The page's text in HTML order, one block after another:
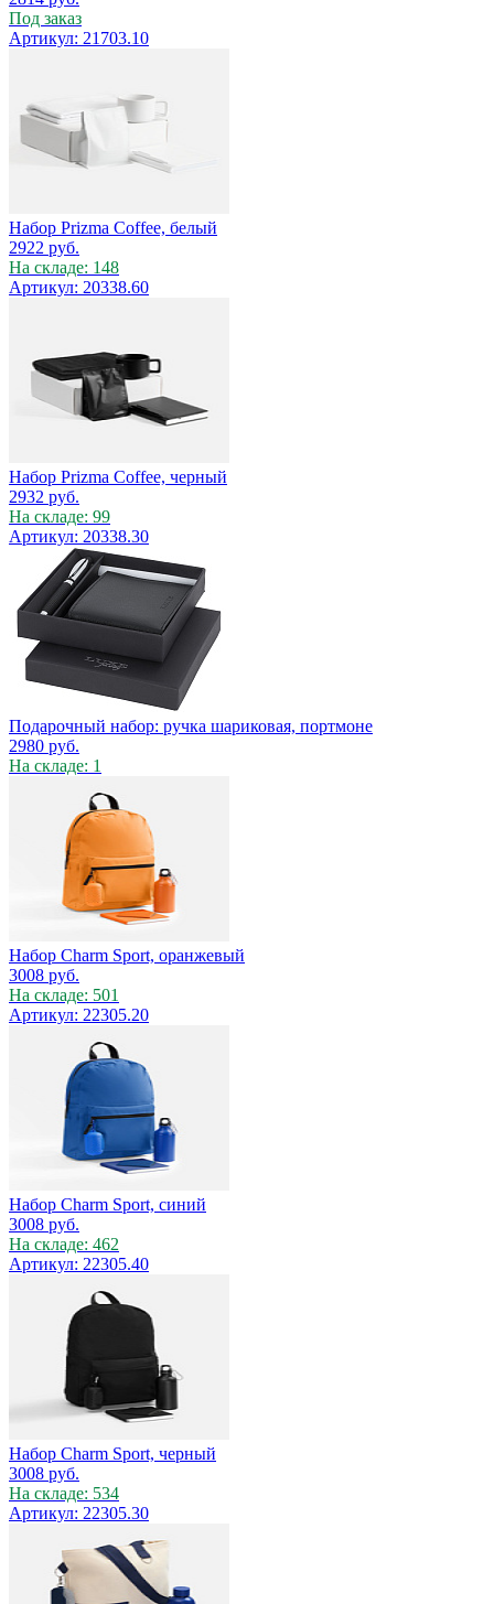
Под заказ
Артикул: 21703.10
Набор Prizma Coffee, белый
2922 руб.
На складе: 148
Артикул: 20338.60
Набор Prizma Coffee, черный
2932 руб.
На складе: 99
Артикул: 20338.30
Подарочный набор: ручка шариковая, портмоне
2980 руб.
На складе: 1
Набор Charm Sport, оранжевый
3008 руб.
На складе: 501
Артикул: 22305.20
Набор Charm Sport, синий
3008 руб.
На складе: 462
Артикул: 22305.40
Набор Charm Sport, черный
3008 руб.
На складе: 534
Артикул: 22305.30